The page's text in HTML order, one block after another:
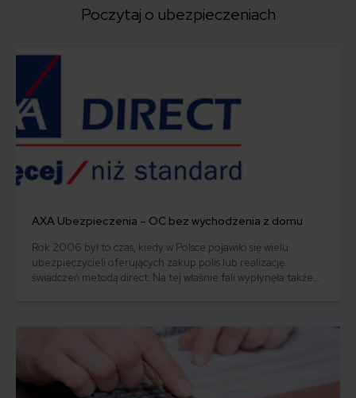
Poczytaj o ubezpieczeniach
AXA Ubezpieczenia – OC bez wychodzenia z domu
Rok 2006 był to czas, kiedy w Polsce pojawiło się wielu
ubezpieczycieli oferujących zakup polis lub realizację
świadczeń metodą direct. Na tej właśnie fali wypłynęła także
pozostaje ważnym graczem na rynku direct.